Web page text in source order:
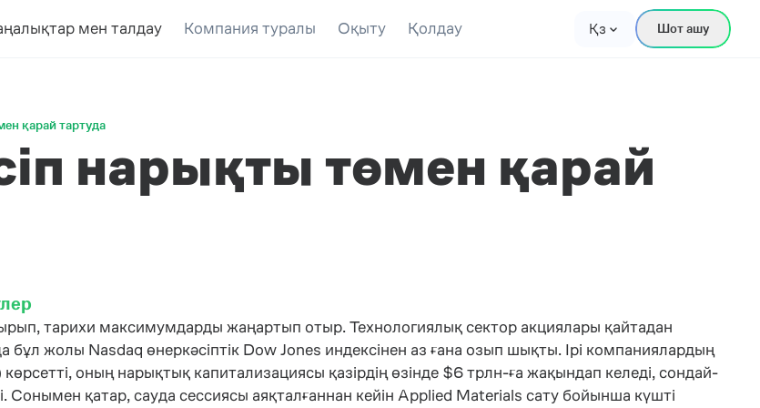
мен талдау Компания туралы Оқыту Қолдау Қз Шот ашу
қарай тартуда
нарықты төмен қарай
тарихи максимумдарды жаңартып отыр. Технологиялық сектор акциялары қайтадан
жолы Nasdaq өнеркәсіптік Dow Jones индексінен аз ғана озып шықты. Ірі компаниялардың
оның нарықтық капитализациясы қазірдің өзінде $6 трлн-ға жақындап келеді, сондай-
Сонымен қатар, сауда сессиясы аяқталғаннан кейін Applied Materials сату бойынша күшті